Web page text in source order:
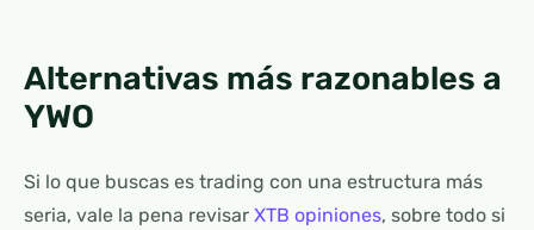
Alternativas más razonables a
YWO
Si lo que buscas es trading con una estructura más
seria, vale la pena revisar XTB opiniones, sobre todo si